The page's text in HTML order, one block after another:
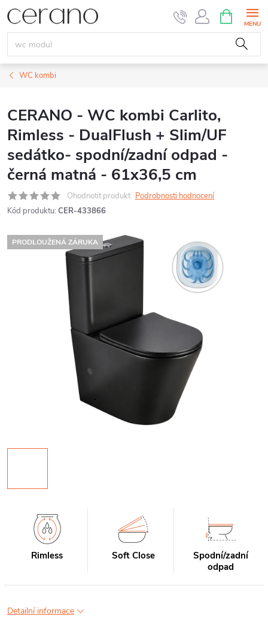
Přejít
na
obsah
NÁKUPNÍ
KOŠÍK
WC kombi
CERANO - WC kombi Carlito,
Rimless - DualFlush + Slim/UF
sedátko- spodní/zadní odpad -
černá matná - 61x36,5 cm
Ohodnotit produkt Podrobnosti hodnocení
Kód produktu: CER-433866
PRODLOUŽENÁ ZÁRUKA
Rimless Soft Close
Spodní/zadní
odpad
Detailní informace